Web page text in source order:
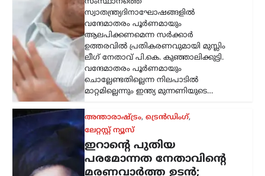
ഇറാന്റെ പരമോന്നത നേതാവായി
കണക്കാക്കപ്പെടുന്ന മൊജ്തബ
ഖമേനിയുടെ ആരോഗ്യനിലയെ ചുറ്റിപ്പറ്റി
പുതിയ അഭ്യൂഹങ്ങൾ ഉയരുന്നു.
അദ്ദേഹത്തിന്റെ ആരോഗ്യസ്ഥിതി
അതീവ ഗുരുതരമാണെന്നും
ആശുപത്രിയിൽ ചികിത്സയിലാണെന്നും
ഇസ്രായേലി മാധ്യമങ്ങൾ റിപ്പോർട്ട്…
കായികം
ലോക അണ്ടർ-20
അത്‌ലറ്റിക്സ്: ഹൈജമ്പ്
ഫൈനലിൽ പ്രവേശിച്ച്
പൂജ